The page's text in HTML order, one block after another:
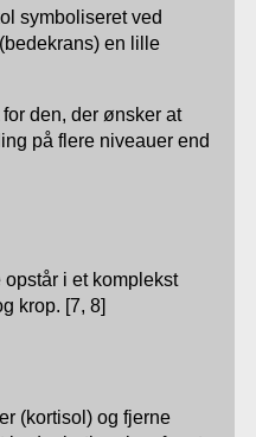
den, der ønsker at
på flere niveauer end
i et komplekst
krop. [7, 8]
(kortisol) og fjerne